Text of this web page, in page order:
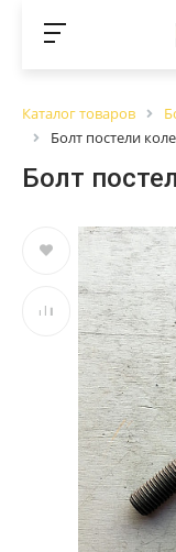
Каталог товаров
Болт постели
Болт